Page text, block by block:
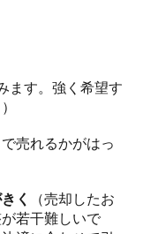
ます。強く希望す
で売れるかがはっ
く
（売却したお
若干難しいで